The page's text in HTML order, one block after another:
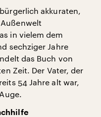
akkuraten,
in vielem dem
sechziger Jahre
das Buch von
Zeit. Der Vater, der
54 Jahre alt war,